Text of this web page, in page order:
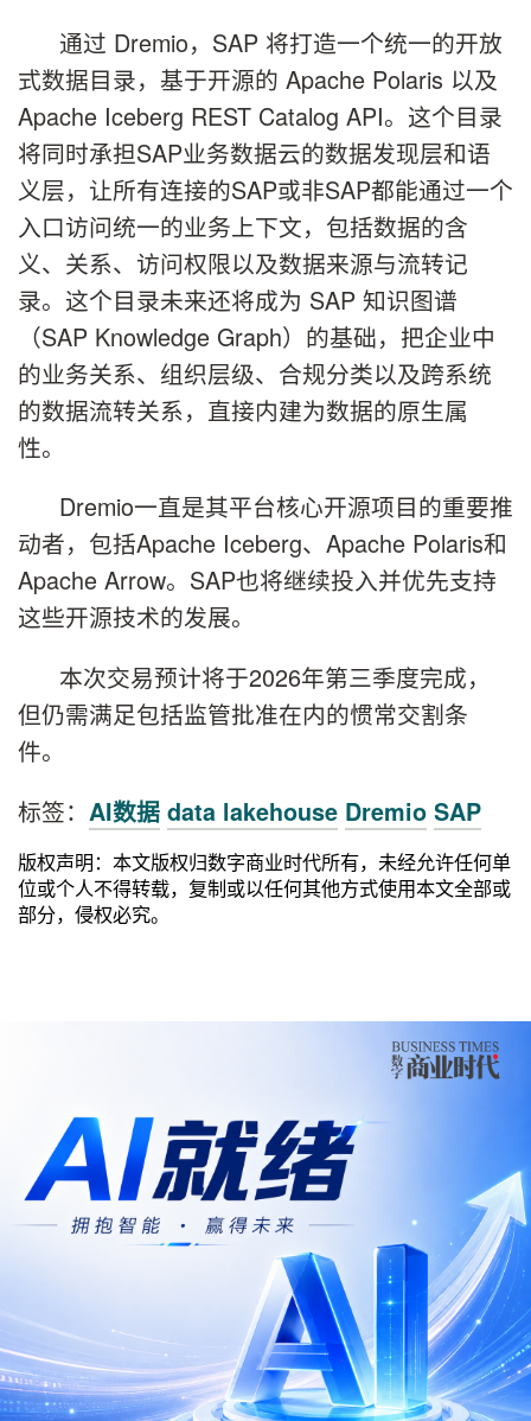
通过 Dremio，SAP 将打造一个统一的开放
式数据目录，基于开源的 Apache Polaris 以及
Apache Iceberg REST Catalog API。这个目录
将同时承担SAP业务数据云的数据发现层和语
义层，让所有连接的SAP或非SAP都能通过一个
入口访问统一的业务上下文，包括数据的含
义、关系、访问权限以及数据来源与流转记
录。这个目录未来还将成为 SAP 知识图谱
（SAP Knowledge Graph）的基础，把企业中
的业务关系、组织层级、合规分类以及跨系统
的数据流转关系，直接内建为数据的原生属
性。
Dremio一直是其平台核心开源项目的重要推
动者，包括Apache Iceberg、Apache Polaris和
Apache Arrow。SAP也将继续投入并优先支持
这些开源技术的发展。
本次交易预计将于2026年第三季度完成，
但仍需满足包括监管批准在内的惯常交割条
件。
标签： AI数据 data lakehouse Dremio SAP
版权声明：本文版权归数字商业时代所有，未经允许任何单
位或个人不得转载，复制或以任何其他方式使用本文全部或
部分，侵权必究。